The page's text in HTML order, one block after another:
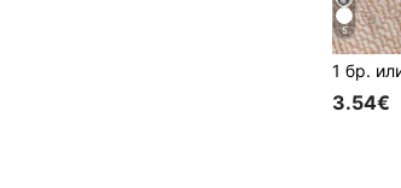
5
3.54€